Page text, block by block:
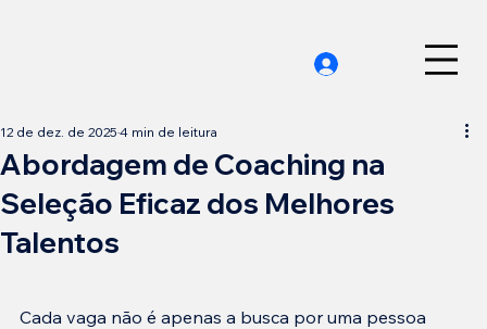
Abordagem de Coaching na
Seleção Eficaz dos Melhores
Talentos
12 de dez. de 2025 4 min de leitura
Cada vaga não é apenas a busca por uma pessoa